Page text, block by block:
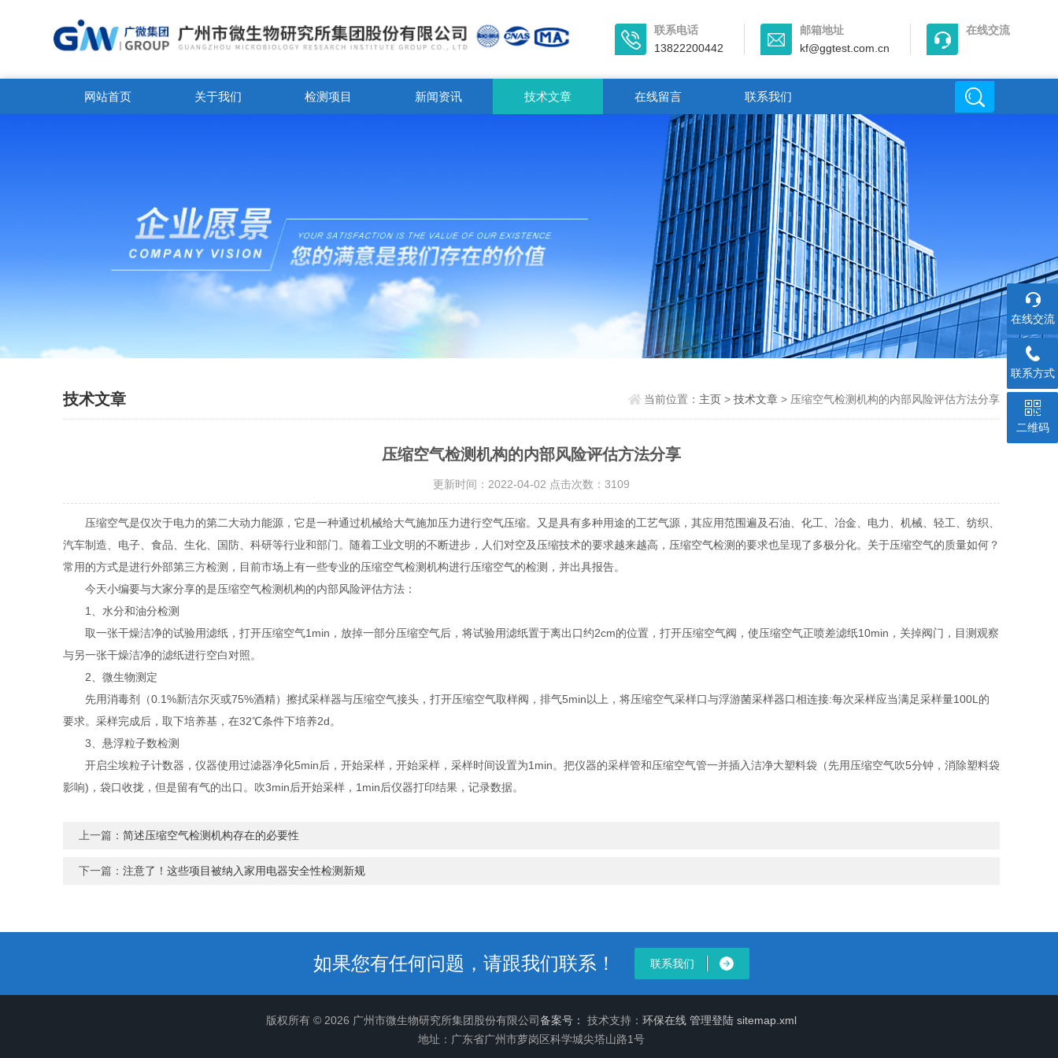
联系电话
13822200442
邮箱地址
kf@ggtest.com.cn
在线交流
网站首页 关于我们 检测项目 新闻资讯 技术文章 在线留言 联系我们
技术文章 当前位置： 主页 >技术文章 > 压缩空气检测机构的内部风险评估方法分享
压缩空气检测机构的内部风险评估方法分享
更新时间：2022-04-02 点击次数：3109
压缩空气是仅次于电力的第二大动力能源，它是一种通过机械给大气施加压力进行空气压缩。又是具有多种用途的工艺气源，其应用范围遍及石油、化工、冶金、电力、机械、轻工、纺织、
汽车制造、电子、食品、生化、国防、科研等行业和部门。随着工业文明的不断进步，人们对空及压缩技术的要求越来越高，压缩空气检测的要求也呈现了多极分化。关于压缩空气的质量如何？
常用的方式是进行外部第三方检测，目前市场上有一些专业的压缩空气检测机构进行压缩空气的检测，并出具报告。
今天小编要与大家分享的是压缩空气检测机构的内部风险评估方法：
1、水分和油分检测
取一张干燥洁净的试验用滤纸，打开压缩空气1min，放掉一部分压缩空气后，将试验用滤纸置于离出口约2cm的位置，打开压缩空气阀，使压缩空气正喷差滤纸10min，关掉阀门，目测观察
与另一张干燥洁净的滤纸进行空白对照。
2、微生物测定
先用消毒剂（0.1%新洁尔灭或75%酒精）擦拭采样器与压缩空气接头，打开压缩空气取样阀，排气5min以上，将压缩空气采样口与浮游菌采样器口相连接:每次采样应当满足采样量100L的
要求。采样完成后，取下培养基，在32℃条件下培养2d。
3、悬浮粒子数检测
开启尘埃粒子计数器，仪器使用过滤器净化5min后，开始采样，开始采样，采样时间设置为1min。把仪器的采样管和压缩空气管一并插入洁净大塑料袋（先用压缩空气吹5分钟，消除塑料袋
影响)，袋口收拢，但是留有气的出口。吹3min后开始采样，1min后仪器打印结果，记录数据。
上一篇： 简述压缩空气检测机构存在的必要性
下一篇： 注意了！这些项目被纳入家用电器安全性检测新规
如果您有任何问题，请跟我们联系！ 联系我们
版权所有 © 2026 广州市微生物研究所集团股份有限公司备案号： 技术支持： 环保在线 管理登陆 sitemap.xml
地址：广东省广州市萝岗区科学城尖塔山路1号
在线交流
联系方式
二维码